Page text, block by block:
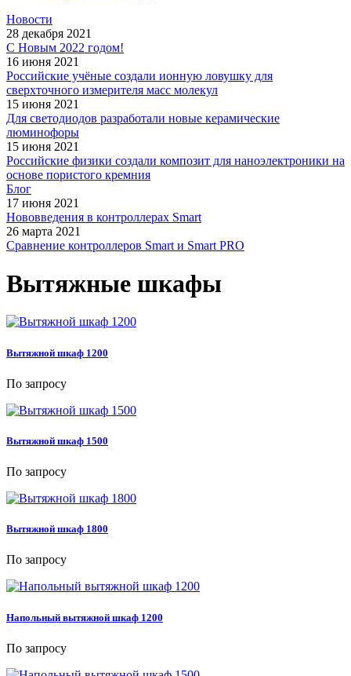
Новости
28 декабря 2021
С Новым 2022 годом!
16 июня 2021
Российские учёные создали ионную ловушку для
сверхточного измерителя масс молекул
15 июня 2021
Для светодиодов разработали новые керамические
люминофоры
15 июня 2021
Российские физики создали композит для наноэлектроники на
основе пористого кремния
Блог
17 июня 2021
Нововведения в контроллерах Smart
26 марта 2021
Сравнение контроллеров Smart и Smart PRO
Вытяжные шкафы
Вытяжной шкаф 1200
По запросу
Вытяжной шкаф 1500
По запросу
Вытяжной шкаф 1800
По запросу
Напольный вытяжной шкаф 1200
По запросу